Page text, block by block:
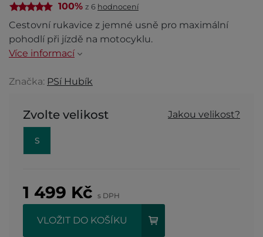
100% z 6 hodnocení
Cestovní rukavice z jemné usně pro maximální
pohodlí při jízdě na motocyklu.
Více informací
Značka: PSí Hubík
Zvolte velikost Jakou velikost?
S
1 499 Kč s DPH
VLOŽIT DO KOŠÍKU